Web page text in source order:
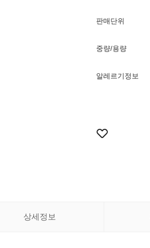
판매단위
중량/용량
알레르기정보
상세정보